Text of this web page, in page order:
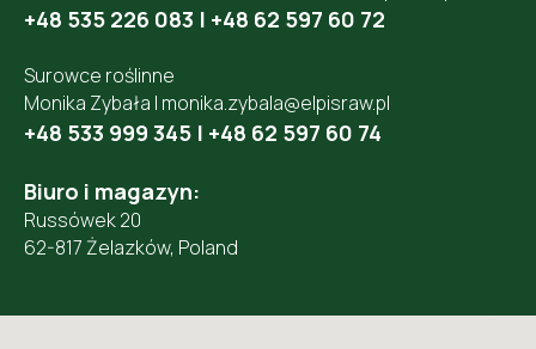
+48 535 226 083 | +48 62 597 60 72
Surowce roślinne
Monika Zybała | monika.zybala@elpisraw.pl
+48 533 999 345 | +48 62 597 60 74
Biuro i magazyn:
Russówek 20
62-817 Żelazków, Poland